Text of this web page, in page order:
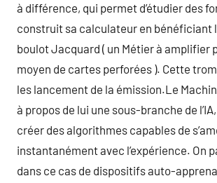
à différence, qui permet d’étudier des
construit sa calculateur en bénéficiant
boulot Jacquard ( un Métier à amplifier
moyen de cartes perforées ). Cette
les lancement de la émission.Le
à propos de lui une sous-branche de
créer des algorithmes capables de
instantanément avec l’expérience. On
dans ce cas de dispositifs auto-